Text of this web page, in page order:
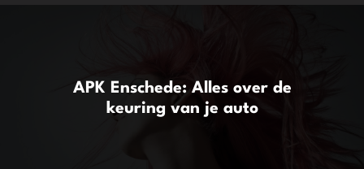
APK Enschede: Alles over de
keuring van je auto